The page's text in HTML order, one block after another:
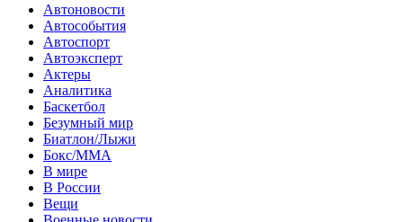
Автоновости
Автособытия
Автоспорт
Автоэксперт
Актеры
Аналитика
Баскетбол
Безумный мир
Биатлон/Лыжи
Бокс/MMA
В мире
В России
Вещи